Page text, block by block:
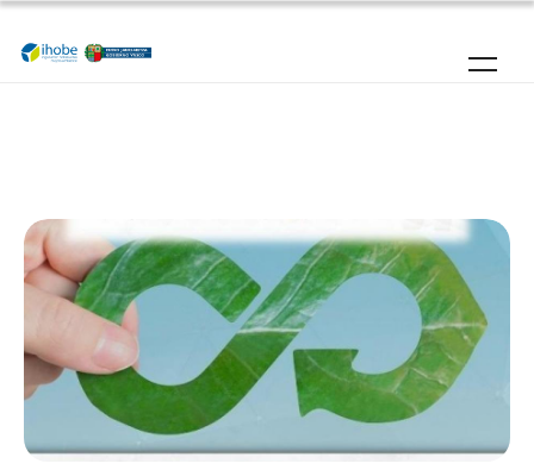
Pasar al contenido principal